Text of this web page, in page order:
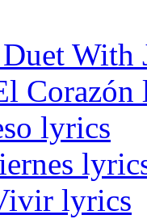
With
Corazón
lyrics
lyrics